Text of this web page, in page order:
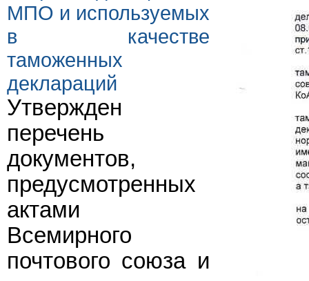
МПО и используемых
в качестве
таможенных
деклараций
Утвержден
перечень
документов,
предусмотренных
актами
Всемирного
почтового союза и